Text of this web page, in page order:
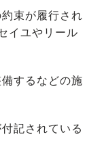
束が履行され
イユやリール
するなどの施
記されている